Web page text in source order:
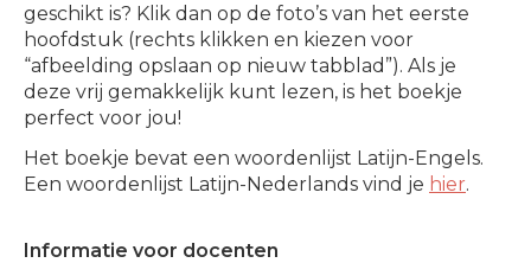
geschikt is? Klik dan op de foto’s van het eerste
hoofdstuk (rechts klikken en kiezen voor
“afbeelding opslaan op nieuw tabblad”). Als je
deze vrij gemakkelijk kunt lezen, is het boekje
perfect voor jou!
Het boekje bevat een woordenlijst Latijn-Engels.
Een woordenlijst Latijn-Nederlands vind je hier.
Informatie voor docenten